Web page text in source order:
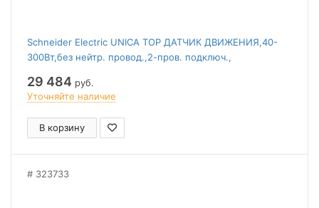
Schneider Electric UNICA TOP ДАТЧИК ДВИЖЕНИЯ,40-
300Вт,без нейтр. провод.,2-пров. подключ.,
29 484 руб.
Уточняйте наличие
В корзину
323733